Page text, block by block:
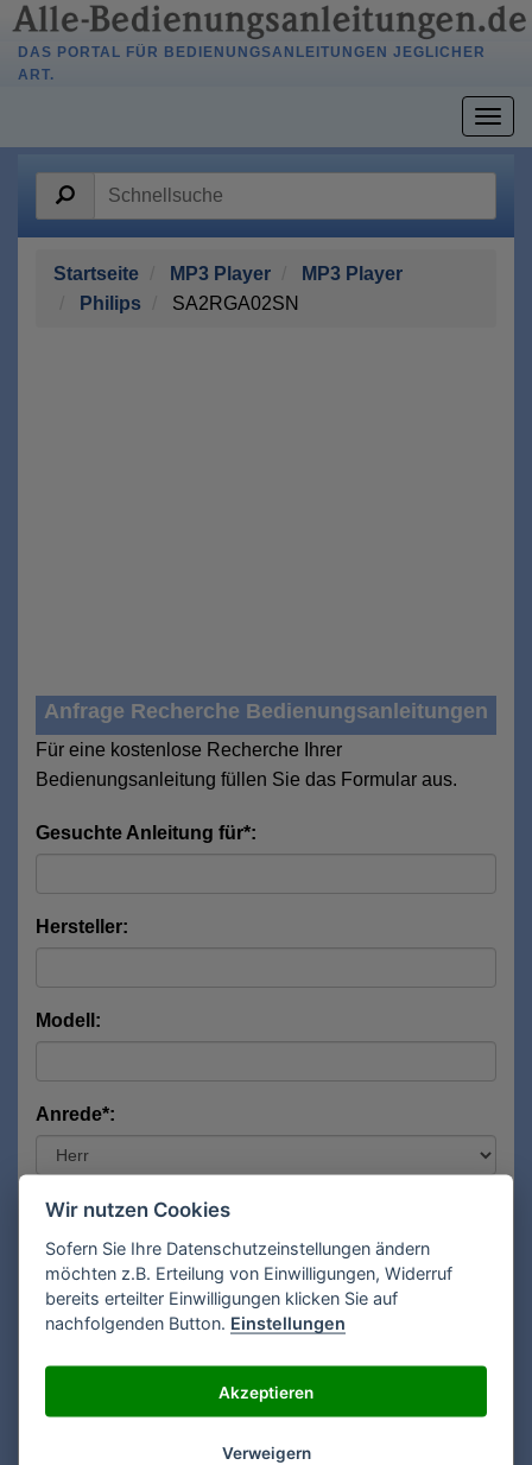
DAS PORTAL FÜR BEDIENUNGSANLEITUNGEN JEGLICHER
ART.
Startseite MP3 Player
MP3 Player
Philips
SA2RGA02SN
Anfrage Recherche Bedienungsanleitungen
Für eine kostenlose Recherche Ihrer
Bedienungsanleitung füllen Sie das Formular aus.
Gesuchte Anleitung für*:
Hersteller:
Modell:
Anrede*:
Vorname*:
Nachname*:
Wir nutzen Cookies
Sofern Sie Ihre Datenschutzeinstellungen ändern
möchten z.B. Erteilung von Einwilligungen, Widerruf
bereits erteilter Einwilligungen klicken Sie auf
nachfolgenden Button. Einstellungen
Akzeptieren
Verweigern